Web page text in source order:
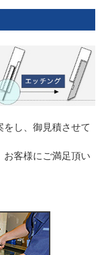
をし、御見積させて
お客様にご満足頂い